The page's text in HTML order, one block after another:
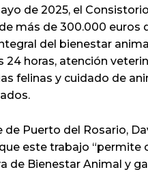
de 2025, el
más de 300.000 euros
del bienestar
24 horas, atención
felinas y cuidado de
de Puerto del Rosario,
este trabajo “permite
de Bienestar Animal y